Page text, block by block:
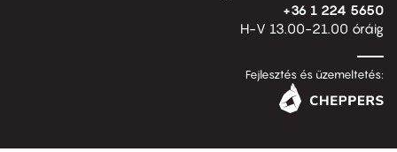
+36 1 224 5650
H-V 13.00-21.00 óráig
Fejlesztés és üzemeltetés: